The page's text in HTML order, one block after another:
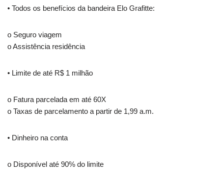
• Todos os benefícios da bandeira Elo Grafitte:
o Seguro viagem
o Assistência residência
• Limite de até R$ 1 milhão
o Fatura parcelada em até 60X
o Taxas de parcelamento a partir de 1,99 a.m.
• Dinheiro na conta
o Disponível até 90% do limite